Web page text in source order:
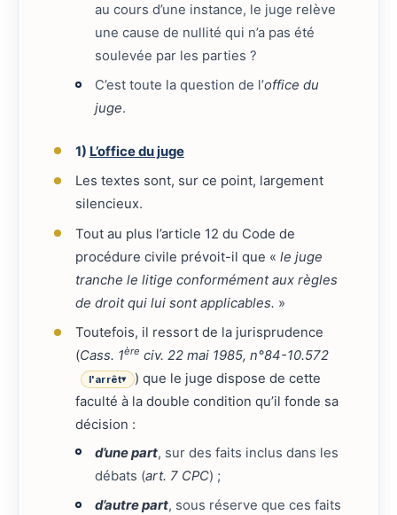
au cours d’une instance, le juge relève
une cause de nullité qui n’a pas été
soulevée par les parties ?
C’est toute la question de l’office du
juge.
1) L’office du juge
Les textes sont, sur ce point, largement
silencieux.
Tout au plus l’article 12 du Code de
procédure civile prévoit-il que « le juge
tranche le litige conformément aux règles
de droit qui lui sont applicables. »
Toutefois, il ressort de la jurisprudence
(Cass. 1ère civ. 22 mai 1985, n°84-10.572
l'arrêt▾
) que le juge dispose de cette
faculté à la double condition qu’il fonde sa
décision :
d’une part, sur des faits inclus dans les
débats (art. 7 CPC) ;
d’autre part, sous réserve que ces faits